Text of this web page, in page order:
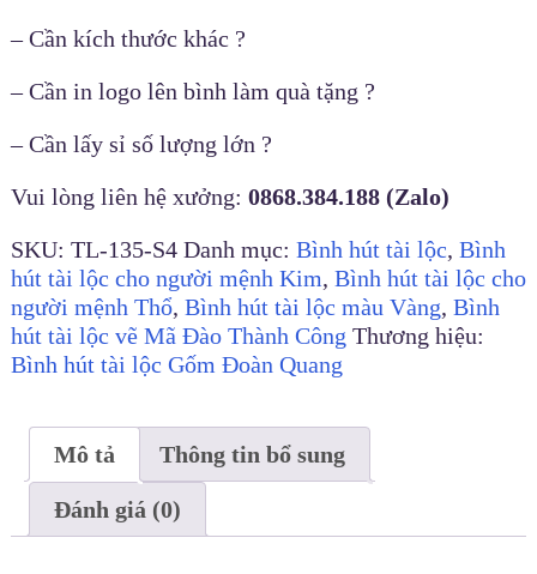
– Cần kích thước khác ?
– Cần in logo lên bình làm quà tặng ?
– Cần lấy sỉ số lượng lớn ?
Vui lòng liên hệ xưởng: 0868.384.188 (Zalo)
SKU: TL-135-S4 Danh mục: Bình hút tài lộc, Bình
hút tài lộc cho người mệnh Kim, Bình hút tài lộc cho
người mệnh Thổ, Bình hút tài lộc màu Vàng, Bình
hút tài lộc vẽ Mã Đào Thành Công Thương hiệu:
Bình hút tài lộc Gốm Đoàn Quang
Mô tả Thông tin bổ sung
Đánh giá (0)